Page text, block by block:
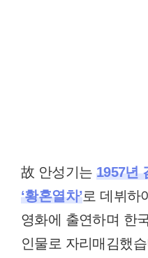
故 안성기는 1957년
‘황혼열차’로 데뷔하
영화에 출연하며 한
인물로 자리매김했